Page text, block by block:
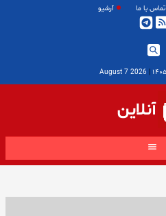
تماس با ما آرشیو
|
2026 August 7
آنلاین